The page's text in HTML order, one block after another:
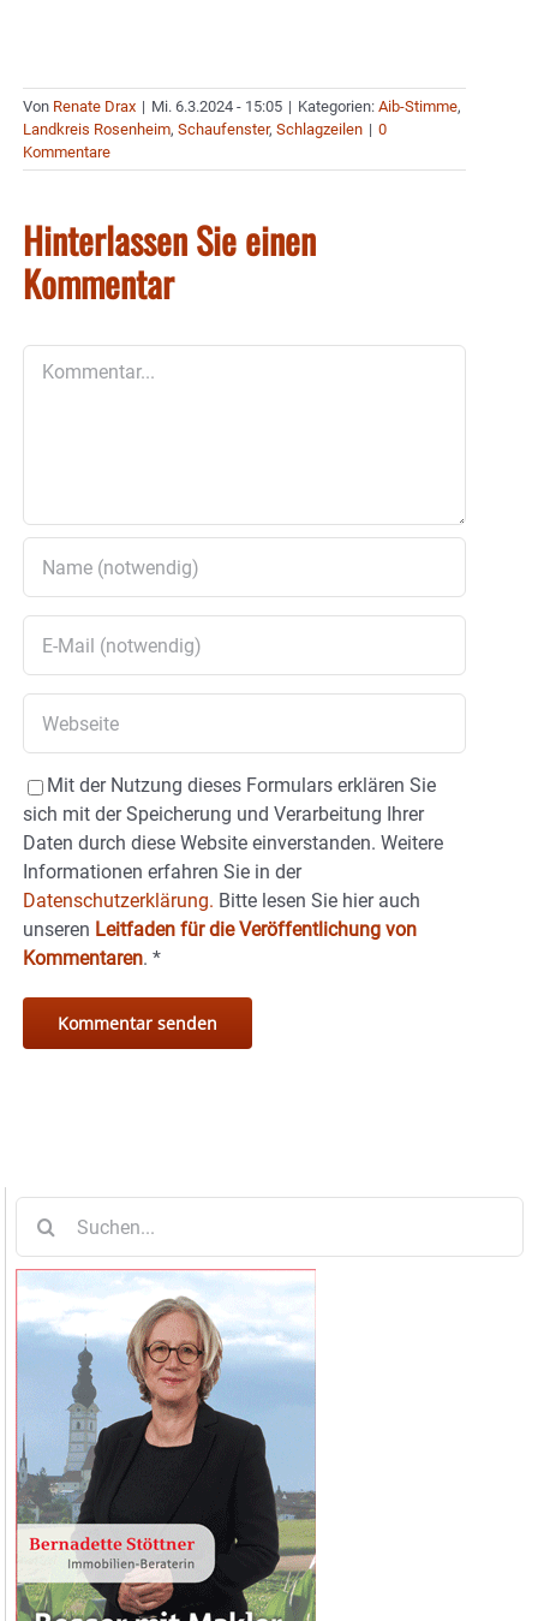
Von Renate Drax | Mi. 6.3.2024 - 15:05 | Kategorien: Aib-Stimme,
Landkreis Rosenheim, Schaufenster, Schlagzeilen | 0
Kommentare
Hinterlassen Sie einen
Kommentar
Mit der Nutzung dieses Formulars erklären Sie
sich mit der Speicherung und Verarbeitung Ihrer
Daten durch diese Website einverstanden. Weitere
Informationen erfahren Sie in der
Datenschutzerklärung. Bitte lesen Sie hier auch
unseren Leitfaden für die Veröffentlichung von
Kommentaren. *
nach: